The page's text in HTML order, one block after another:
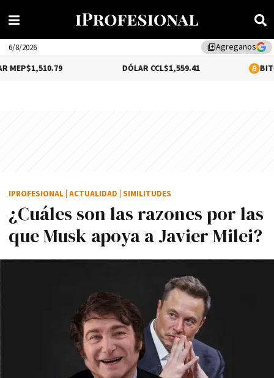
library_addAgreganos
6/8/2026
$1,559.41 0.18%
¿Cuáles son las razones por las
que Musk apoya a Javier Milei?
IPROFESIONAL ACTUALIDAD SIMILITUDES